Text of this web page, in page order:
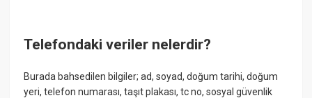
Telefondaki veriler nelerdir?
Burada bahsedilen bilgiler; ad, soyad, doğum tarihi, doğum
yeri, telefon numarası, taşıt plakası, tc no, sosyal güvenlik